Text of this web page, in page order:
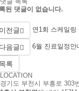
크
된 댓글이 없습니다.
전글 연1회 스케일링
음글 6월 진료일정안
록
LOCATION
경기도 부천시 부흥로 303